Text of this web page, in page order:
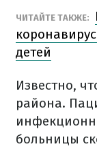
ЧИТАЙТЕ ТАКЖЕ:
детей
Известно,
района.
больницы